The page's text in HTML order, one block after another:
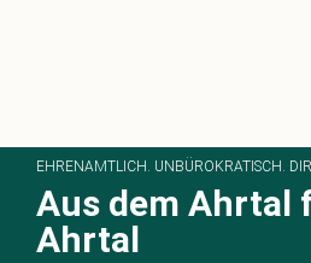
EHRENAMTLICH. UNBÜROKRATISCH.
Aus dem Ahrtal
Ahrtal